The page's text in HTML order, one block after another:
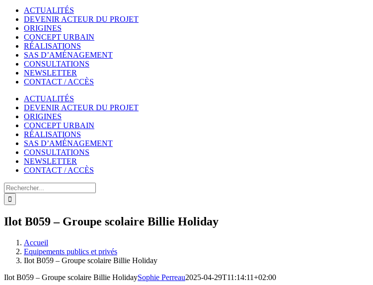
ACTUALITÉS
DEVENIR ACTEUR DU PROJET
ORIGINES
CONCEPT URBAIN
RÉALISATIONS
SAS D’AMÉNAGEMENT
CONSULTATIONS
NEWSLETTER
CONTACT / ACCÈS
ACTUALITÉS
DEVENIR ACTEUR DU PROJET
ORIGINES
CONCEPT URBAIN
RÉALISATIONS
SAS D’AMÉNAGEMENT
CONSULTATIONS
NEWSLETTER
CONTACT / ACCÈS
Rechercher
Ilot B059 – Groupe scolaire Billie Holiday
Accueil
Equipements publics et privés
Ilot B059 – Groupe scolaire Billie Holiday
Ilot B059 – Groupe scolaire Billie HolidaySophie Perreau2025-04-29T11:14:11+02:00